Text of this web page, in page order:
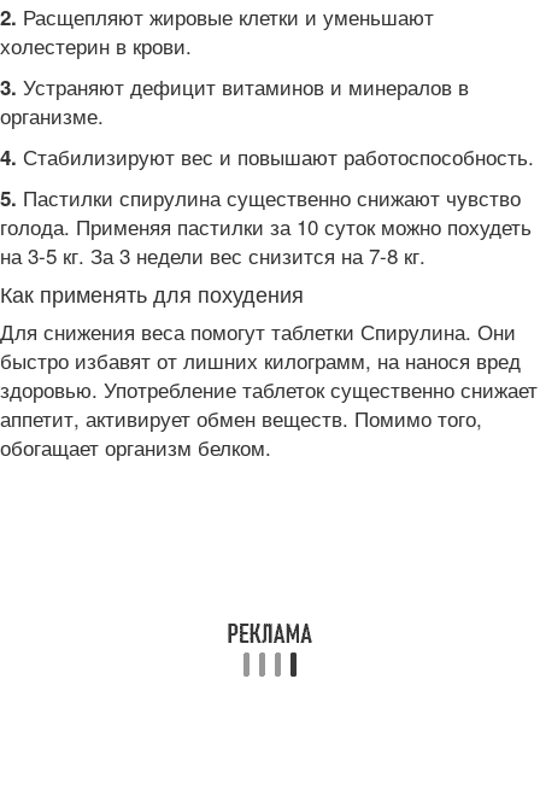
2. Расщепляют жировые клетки и уменьшают
холестерин в крови.
3. Устраняют дефицит витаминов и минералов в
организме.
4. Стабилизируют вес и повышают работоспособность.
5. Пастилки спирулина существенно снижают чувство
голода. Применяя пастилки за 10 суток можно похудеть
на 3-5 кг. За 3 недели вес снизится на 7-8 кг.
Как применять для похудения
Для снижения веса помогут таблетки Спирулина. Они
быстро избавят от лишних килограмм, на нанося вред
здоровью. Употребление таблеток существенно снижает
аппетит, активирует обмен веществ. Помимо того,
обогащает организм белком.